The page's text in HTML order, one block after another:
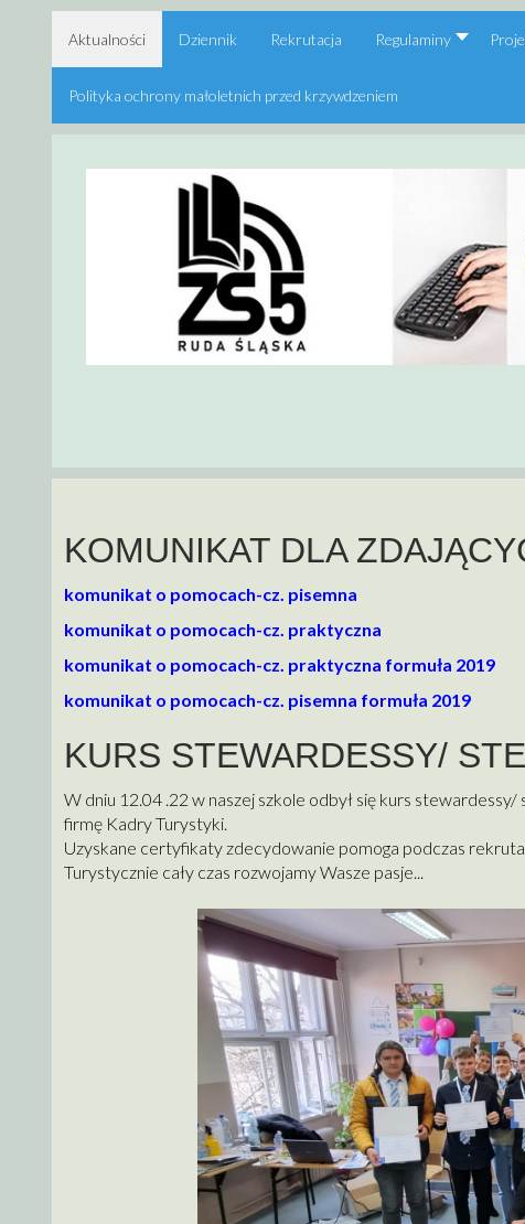
Aktualności Dziennik Rekrutacja Regulaminy
Polityka ochrony małoletnich przed krzywdzeniem
KOMUNIKAT DLA
komunikat o pomocach-cz. pisemna
komunikat o pomocach-cz. praktyczna
komunikat o pomocach-cz. praktyczna formuła 2019
komunikat o pomocach-cz. pisemna formuła 2019
KURS STEWARDESSY/
W dniu 12.04 .22 w naszej szkole odbył się kurs
firmę Kadry Turystyki.
Uzyskane certyfikaty zdecydowanie pomoga podczas
Turystycznie cały czas rozwojamy Wasze pasje...